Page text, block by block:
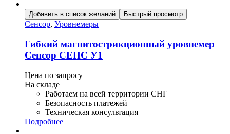
Добавить в список желаний Быстрый просмотр
Сенсор, Уровнемеры
Гибкий магнитострикционный уровнемер
Сенсор СЕНС У1
Цена по запросу
На складе
Работаем на всей территории СНГ
Безопасность платежей
Техническая консультация
Подробнее